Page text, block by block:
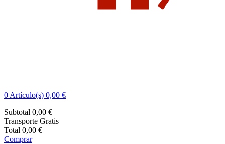
0 Artículo(s) 0,00 €
Subtotal 0,00 €
Transporte Gratis
Total 0,00 €
Comprar